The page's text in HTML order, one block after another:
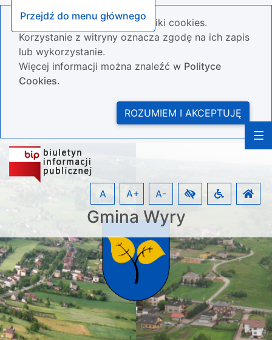
Przejdź do menu głównego
Nasza strona wykorzystuje pliki cookies.
Korzystanie z witryny oznacza zgodę na ich zapis
lub wykorzystanie.
Więcej informacji można znaleźć w Polityce
Cookies.
ROZUMIEM I AKCEPTUJĘ
Gmina Wyry
A A+ A-